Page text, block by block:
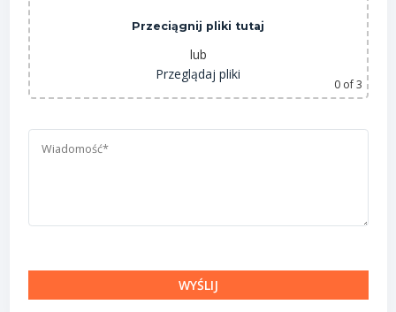
Przeciągnij pliki tutaj
lub
Przeglądaj pliki
0of 3